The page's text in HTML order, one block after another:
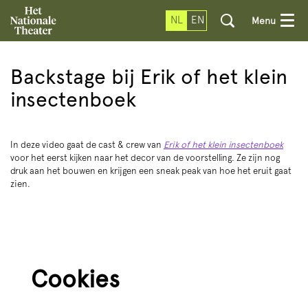
NL EN Menu
Backstage bij Erik of het klein
insectenboek
In deze video gaat de cast & crew van Erik of het klein insectenboek
voor het eerst kijken naar het decor van de voorstelling. Ze zijn nog
druk aan het bouwen en krijgen een sneak peak van hoe het eruit gaat
zien.
Cookies